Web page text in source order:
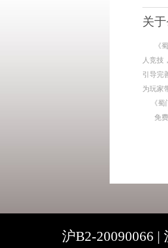
关
《
人竞技
引导完
为玩家
《
免
沪B2-20090066 |